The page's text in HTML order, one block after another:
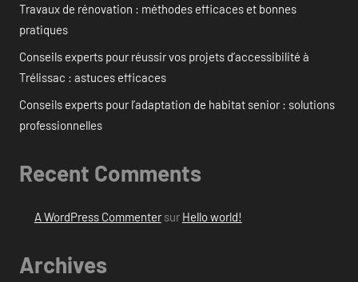
Travaux de rénovation : méthodes efficaces et bonnes
pratiques
Conseils experts pour réussir vos projets d’accessibilité à
Trélissac : astuces efficaces
Conseils experts pour l’adaptation de habitat senior : solutions
professionnelles
Recent Comments
A WordPress Commentersur Hello world!
Archives